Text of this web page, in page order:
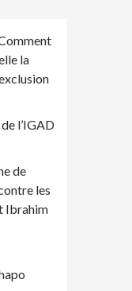
la
l’IGAD
de
les
Ibrahim